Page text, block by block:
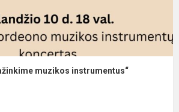
muzikos instrumentus“